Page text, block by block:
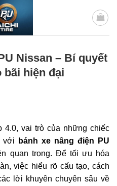
Nissan – Bí quyết
bãi hiện đại
4.0, vai trò của những chiếc
với bánh xe nâng điện PU
quan trọng. Để tối ưu hóa
việc hiểu rõ cấu tạo, cách
lời khuyên chuyên sâu về